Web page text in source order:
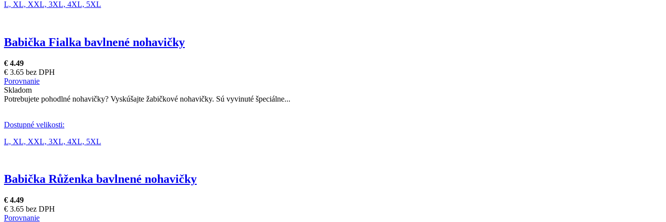
L, XL, XXL, 3XL, 4XL, 5XL
Babička Fialka bavlnené nohavičky
€ 4.49
€ 3.65 bez DPH
Porovnanie
Skladom
Potrebujete pohodlné nohavičky? Vyskúšajte žabičkové nohavičky. Sú vyvinuté špeciálne...
Dostupné velikosti:
L, XL, XXL, 3XL, 4XL, 5XL
Babička Růženka bavlnené nohavičky
€ 4.49
€ 3.65 bez DPH
Porovnanie